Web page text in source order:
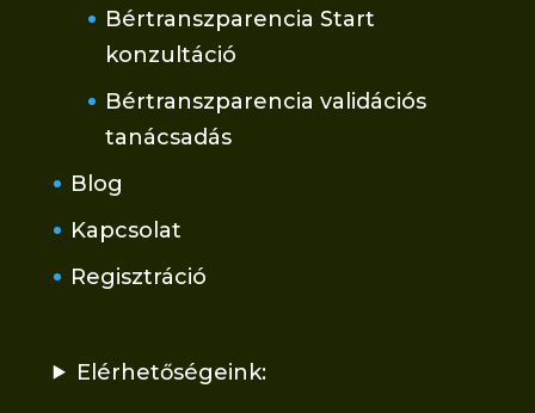
Bértranszparencia Start
konzultáció
Bértranszparencia validációs
tanácsadás
Blog
Kapcsolat
Regisztráció
Elérhetőségeink: